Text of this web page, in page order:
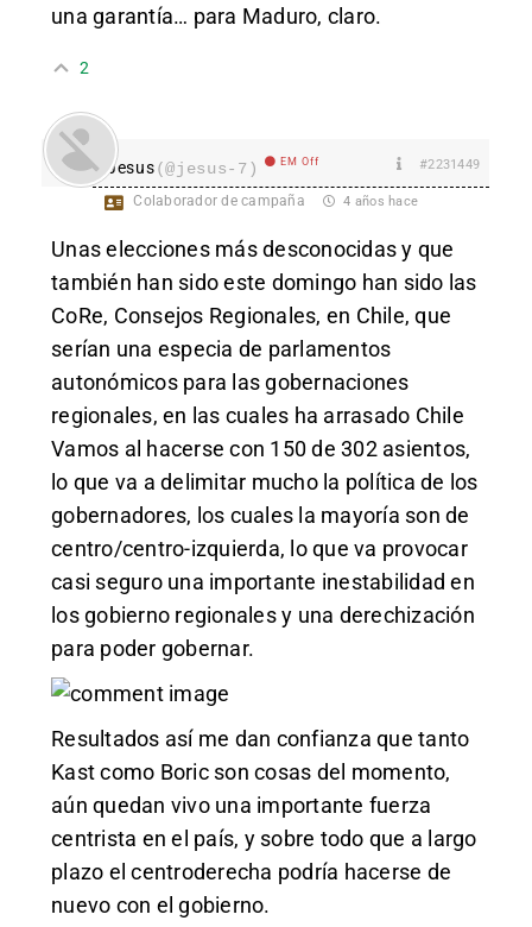
una garantía… para Maduro, claro.
2
Jesus(@jesus-7) EM Off #2231449
Colaborador de campaña 4 años hace
Unas elecciones más desconocidas y que
también han sido este domingo han sido las
CoRe, Consejos Regionales, en Chile, que
serían una especia de parlamentos
autonómicos para las gobernaciones
regionales, en las cuales ha arrasado Chile
Vamos al hacerse con 150 de 302 asientos,
lo que va a delimitar mucho la política de los
gobernadores, los cuales la mayoría son de
centro/centro-izquierda, lo que va provocar
casi seguro una importante inestabilidad en
los gobierno regionales y una derechización
para poder gobernar.
Resultados así me dan confianza que tanto
Kast como Boric son cosas del momento,
aún quedan vivo una importante fuerza
centrista en el país, y sobre todo que a largo
plazo el centroderecha podría hacerse de
nuevo con el gobierno.